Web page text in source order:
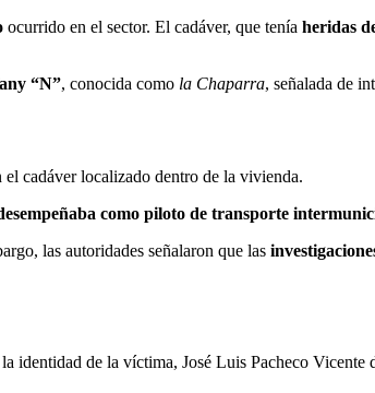
ocurrido en el sector. El cadáver, que tenía heridas
“N”, conocida como la Chaparra, señalada de
cadáver localizado dentro de la vivienda.
como piloto de transporte
las autoridades señalaron que las
identidad de la víctima, José Luis Pacheco Vicente